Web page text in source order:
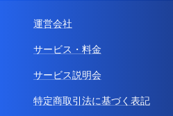
運営会社
サービス・料金
サービス説明会
特定商取引法に基づく表記